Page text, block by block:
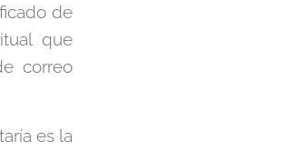
de
que
correo
es la